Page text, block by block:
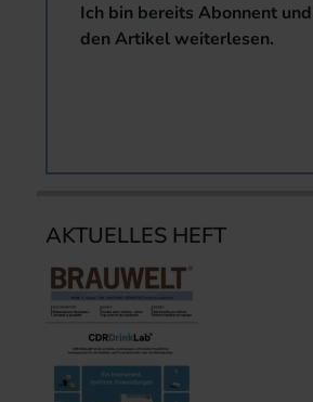
Ich bin bereits Abonnent
den Artikel weiterlesen.
AKTUELLES HEFT